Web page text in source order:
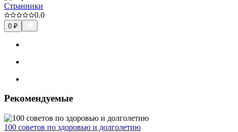
Странники
0.0
0 ₽
Рекомендуемые
100 советов по здоровью и долголетию